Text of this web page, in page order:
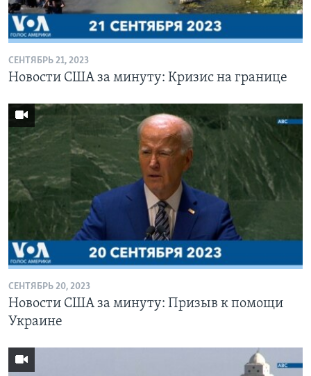
Learning English
СОЦИАЛЬНЫЕ СЕТИ
Языки
СЕНТЯБРЬ 21, 2023
Новости США за минуту: Кризис на границе
СЕНТЯБРЬ 20, 2023
Новости США за минуту: Призыв к помощи
Украине